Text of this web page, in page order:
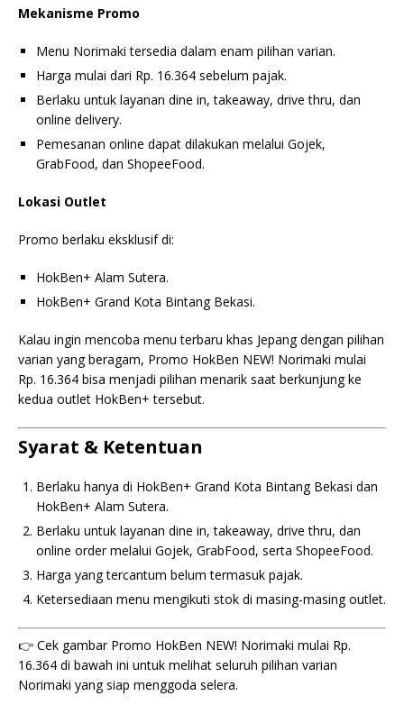
Mekanisme Promo
Menu Norimaki tersedia dalam enam pilihan varian.
Harga mulai dari Rp. 16.364 sebelum pajak.
Berlaku untuk layanan dine in, takeaway, drive thru, dan
online delivery.
Pemesanan online dapat dilakukan melalui Gojek,
GrabFood, dan ShopeeFood.
Lokasi Outlet
Promo berlaku eksklusif di:
HokBen+ Alam Sutera.
HokBen+ Grand Kota Bintang Bekasi.
Kalau ingin mencoba menu terbaru khas Jepang dengan pilihan
varian yang beragam, Promo HokBen NEW! Norimaki mulai
Rp. 16.364 bisa menjadi pilihan menarik saat berkunjung ke
kedua outlet HokBen+ tersebut.
Syarat & Ketentuan
Berlaku hanya di HokBen+ Grand Kota Bintang Bekasi dan
HokBen+ Alam Sutera.
Berlaku untuk layanan dine in, takeaway, drive thru, dan
online order melalui Gojek, GrabFood, serta ShopeeFood.
Harga yang tercantum belum termasuk pajak.
Ketersediaan menu mengikuti stok di masing-masing outlet.
👉 Cek gambar Promo HokBen NEW! Norimaki mulai Rp.
16.364 di bawah ini untuk melihat seluruh pilihan varian
Norimaki yang siap menggoda selera.